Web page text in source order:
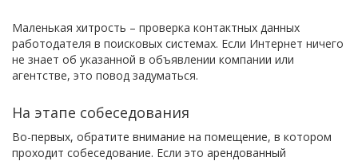
Маленькая хитрость – проверка контактных данных
работодателя в поисковых системах. Если Интернет ничего
не знает об указанной в объявлении компании или
агентстве, это повод задуматься.
На этапе собеседования
Во-первых, обратите внимание на помещение, в котором
проходит собеседование. Если это арендованный